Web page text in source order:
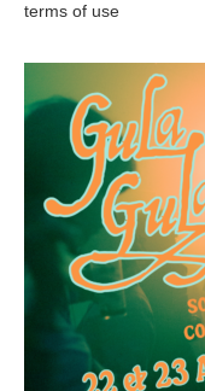
terms of use